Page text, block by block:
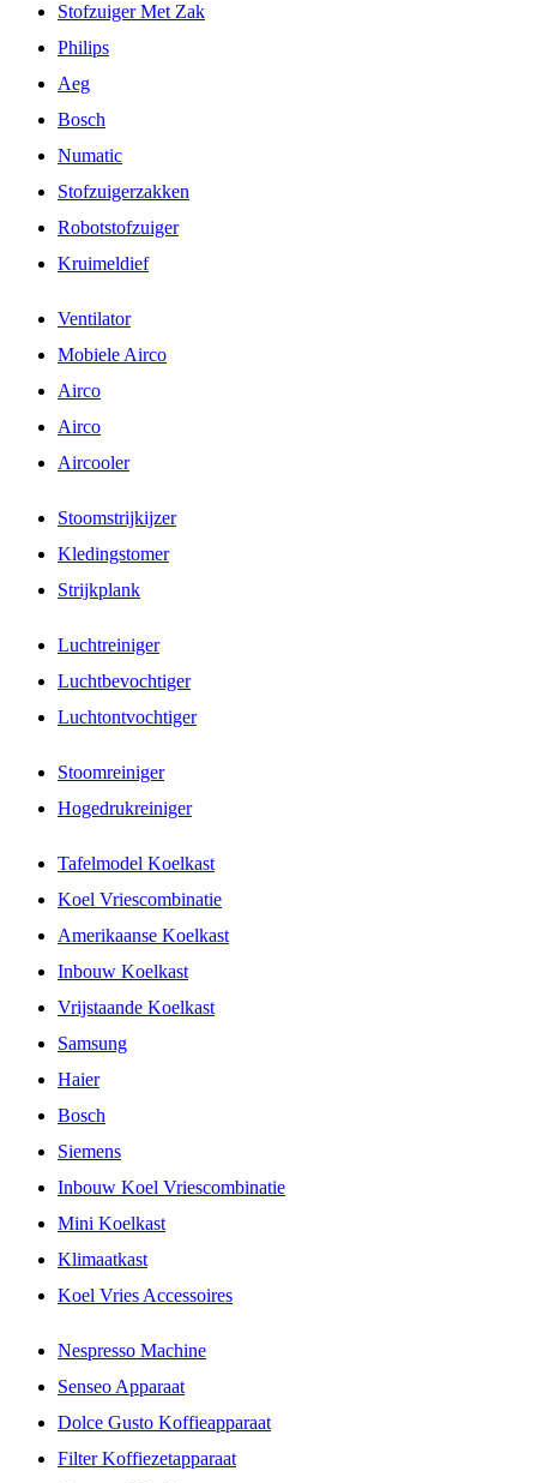
Stofzuiger Met Zak
Philips
Aeg
Bosch
Numatic
Stofzuigerzakken
Robotstofzuiger
Kruimeldief
Ventilator
Mobiele Airco
Airco
Airco
Aircooler
Stoomstrijkijzer
Kledingstomer
Strijkplank
Luchtreiniger
Luchtbevochtiger
Luchtontvochtiger
Stoomreiniger
Hogedrukreiniger
Tafelmodel Koelkast
Koel Vriescombinatie
Amerikaanse Koelkast
Inbouw Koelkast
Vrijstaande Koelkast
Samsung
Haier
Bosch
Siemens
Inbouw Koel Vriescombinatie
Mini Koelkast
Klimaatkast
Koel Vries Accessoires
Nespresso Machine
Senseo Apparaat
Dolce Gusto Koffieapparaat
Filter Koffiezetapparaat